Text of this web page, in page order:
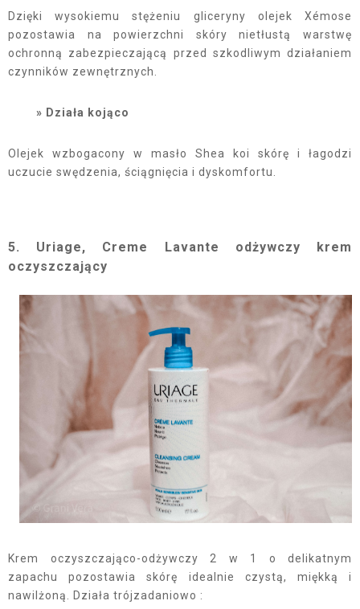
Dzięki wysokiemu stężeniu gliceryny olejek Xémose
pozostawia na powierzchni skóry nietłustą warstwę
ochronną zabezpieczającą przed szkodliwym działaniem
czynników zewnętrznych.
Działa kojąco
Olejek wzbogacony w masło Shea koi skórę i łagodzi
uczucie swędzenia, ściągnięcia i dyskomfortu.
5. Uriage, Creme Lavante odżywczy krem
oczyszczający
Krem oczyszczająco-odżywczy 2 w 1 o delikatnym
zapachu pozostawia skórę idealnie czystą, miękką i
nawilżoną. Działa trójzadaniowo :